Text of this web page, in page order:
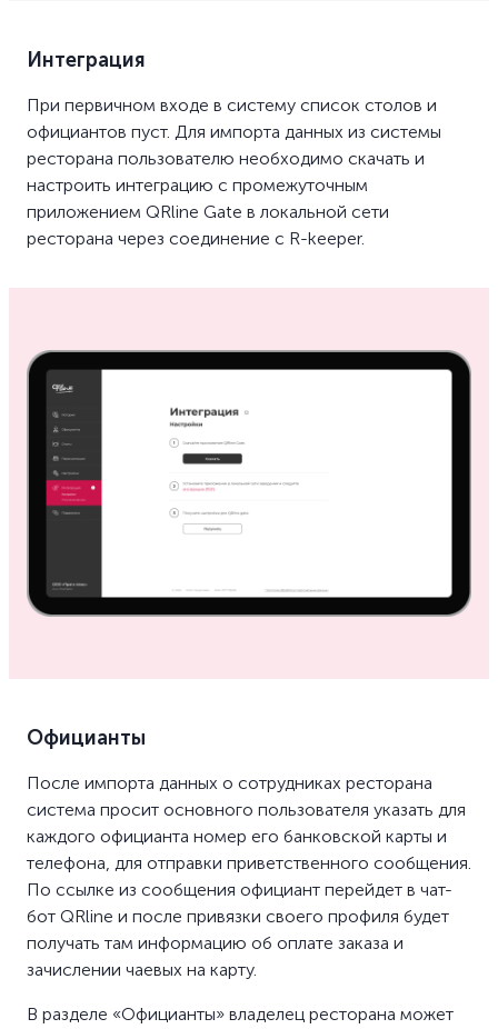
Интеграция
При первичном входе в систему список столов и
официантов пуст. Для импорта данных из системы
ресторана пользователю необходимо скачать и
настроить интеграцию с промежуточным
приложением QRline Gate в локальной сети
ресторана через соединение с R-keeper.
Официанты
После импорта данных о сотрудниках ресторана
система просит основного пользователя указать для
каждого официанта номер его банковской карты и
телефона, для отправки приветственного сообщения.
По ссылке из сообщения официант перейдет в чат-
бот QRline и после привязки своего профиля будет
получать там информацию об оплате заказа и
зачислении чаевых на карту.
В разделе «Официанты» владелец ресторана может